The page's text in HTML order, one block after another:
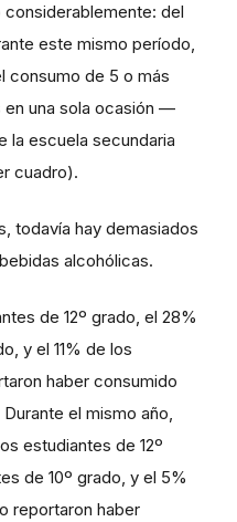
del
este mismo período,
consumo de 5 o más
una sola ocasión —
la escuela secundaria
cuadro).
todavía hay demasiados
alcohólicas.
de 12º grado, el 28%
y el 11% de los
haber consumido
el mismo año,
estudiantes de 12º
de 10º grado, y el 5%
reportaron haber